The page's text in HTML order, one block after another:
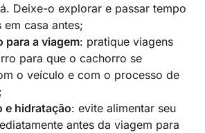
Deixe-o explorar e passar tempo
casa antes;
para a viagem: pratique viagens
para que o cachorro se
o veículo e com o processo de
e hidratação: evite alimentar seu
antes da viagem para